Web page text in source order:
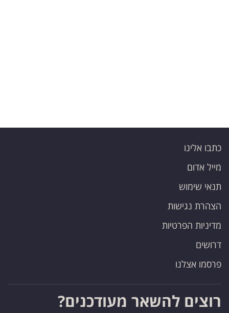
כתבו אלינו
מייל אדום
תנאי שימוש
הצהרת נגישות
מדיניות הפרטיות
דרושים
פרסמו אצלנו
רוצים להשאר מעודכנים?